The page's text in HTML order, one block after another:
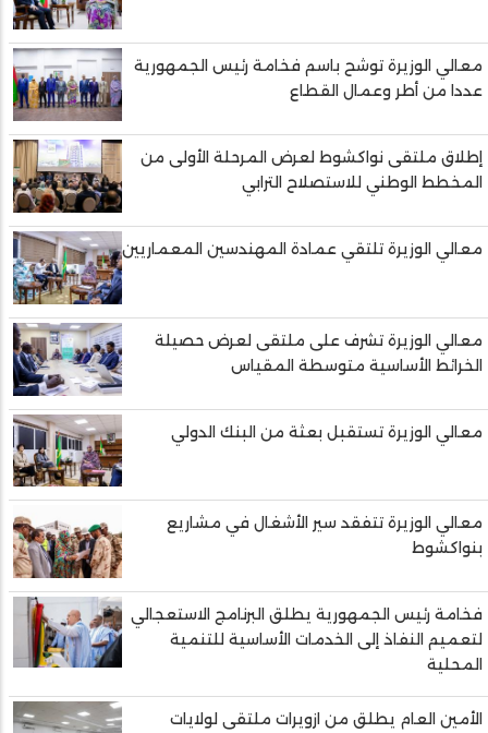
معالي الوزيرة توشح باسم فخامة رئيس الجمهورية
عددا من أطر وعمال القطاع
إطلاق ملتقى نواكشوط لعرض المرحلة الأولى من
المخطط الوطني للاستصلاح الترابي
معالي الوزيرة تلتقي عمادة المهندسين المعماريين
معالي الوزيرة تشرف على ملتقى لعرض حصيلة
الخرائط الأساسية متوسطة المقياس
معالي الوزيرة تستقبل بعثة من البنك الدولي
معالي الوزيرة تتفقد سير الأشغال في مشاريع
بنواكشوط
فخامة رئيس الجمهورية يطلق البرنامج الاستعجالي
لتعميم النفاذ إلى الخدمات الأساسية للتنمية
المحلية
الأمين العام يطلق من ازويرات ملتقى لولايات